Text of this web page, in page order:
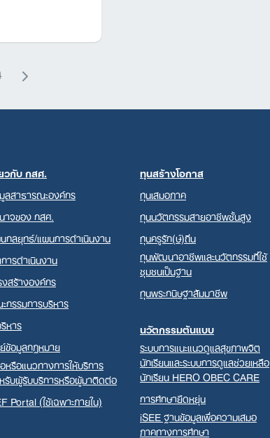
วกับ กสศ.
ลสาธารณะองค์กร
าจของ กสศ.
กลยุทธ์/แผนการดำเนินงาน
ารดำเนินงาน
งสร้างองค์กร
กรรมการบริหาร
หาร
ข้อมูลกฎหมาย
หรือแนวทางการให้บริการ
รับผู้รับบริการหรือผู้มาติดต่อ
Portal (ใช้เฉพาะภายใน)
ทุนสร้างโอกาส
ทุนเสมอภาค
ทุนนวัตกรรมสายอาชีพชั้นสูง
ทุนครูรัก(ษ์)ถิ่น
ทุนพัฒนาอาชีพและนวัตกรรมที่ใช้
ชุมชนเป็นฐาน
ทุนพระกนิษฐาสัมมาชีพ
นวัตกรรมต้นแบบ
ระบบการแนะแนวดูแลสุขภาพจิต
นักเรียนและระบบการดูแลช่วยเหลือ
นักเรียน HERO OBEC CARE
การศึกษายืดหยุ่น
iSEE ฐานข้อมูลเพื่อความเสมอ
ภาคทางการศึกษา